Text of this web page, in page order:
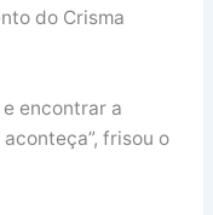
do Crisma
encontrar a
frisou o